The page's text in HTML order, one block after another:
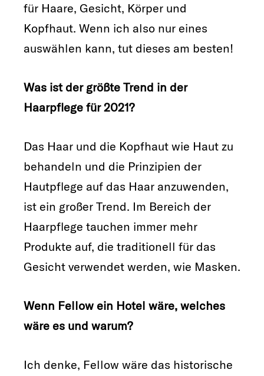
für Haare, Gesicht, Körper und
Kopfhaut. Wenn ich also nur eines
auswählen kann, tut dieses am besten!
Was ist der größte Trend in der
Haarpflege für 2021?
Das Haar und die Kopfhaut wie Haut zu
behandeln und die Prinzipien der
Hautpflege auf das Haar anzuwenden,
ist ein großer Trend. Im Bereich der
Haarpflege tauchen immer mehr
Produkte auf, die traditionell für das
Gesicht verwendet werden, wie Masken.
Wenn Fellow ein Hotel wäre, welches
wäre es und warum?
Ich denke, Fellow wäre das historische